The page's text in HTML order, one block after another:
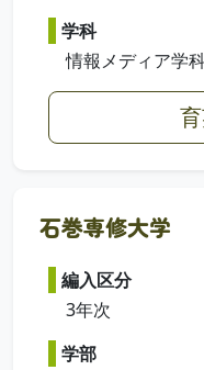
学科
情報メディア学
石巻専修大学
編入区分
3年次
学部